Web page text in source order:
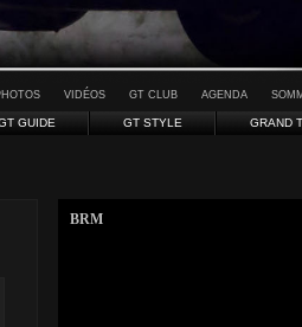
VIDÉOS GT CLUB AGENDA
GUIDE GT STYLE GRAND
BRM